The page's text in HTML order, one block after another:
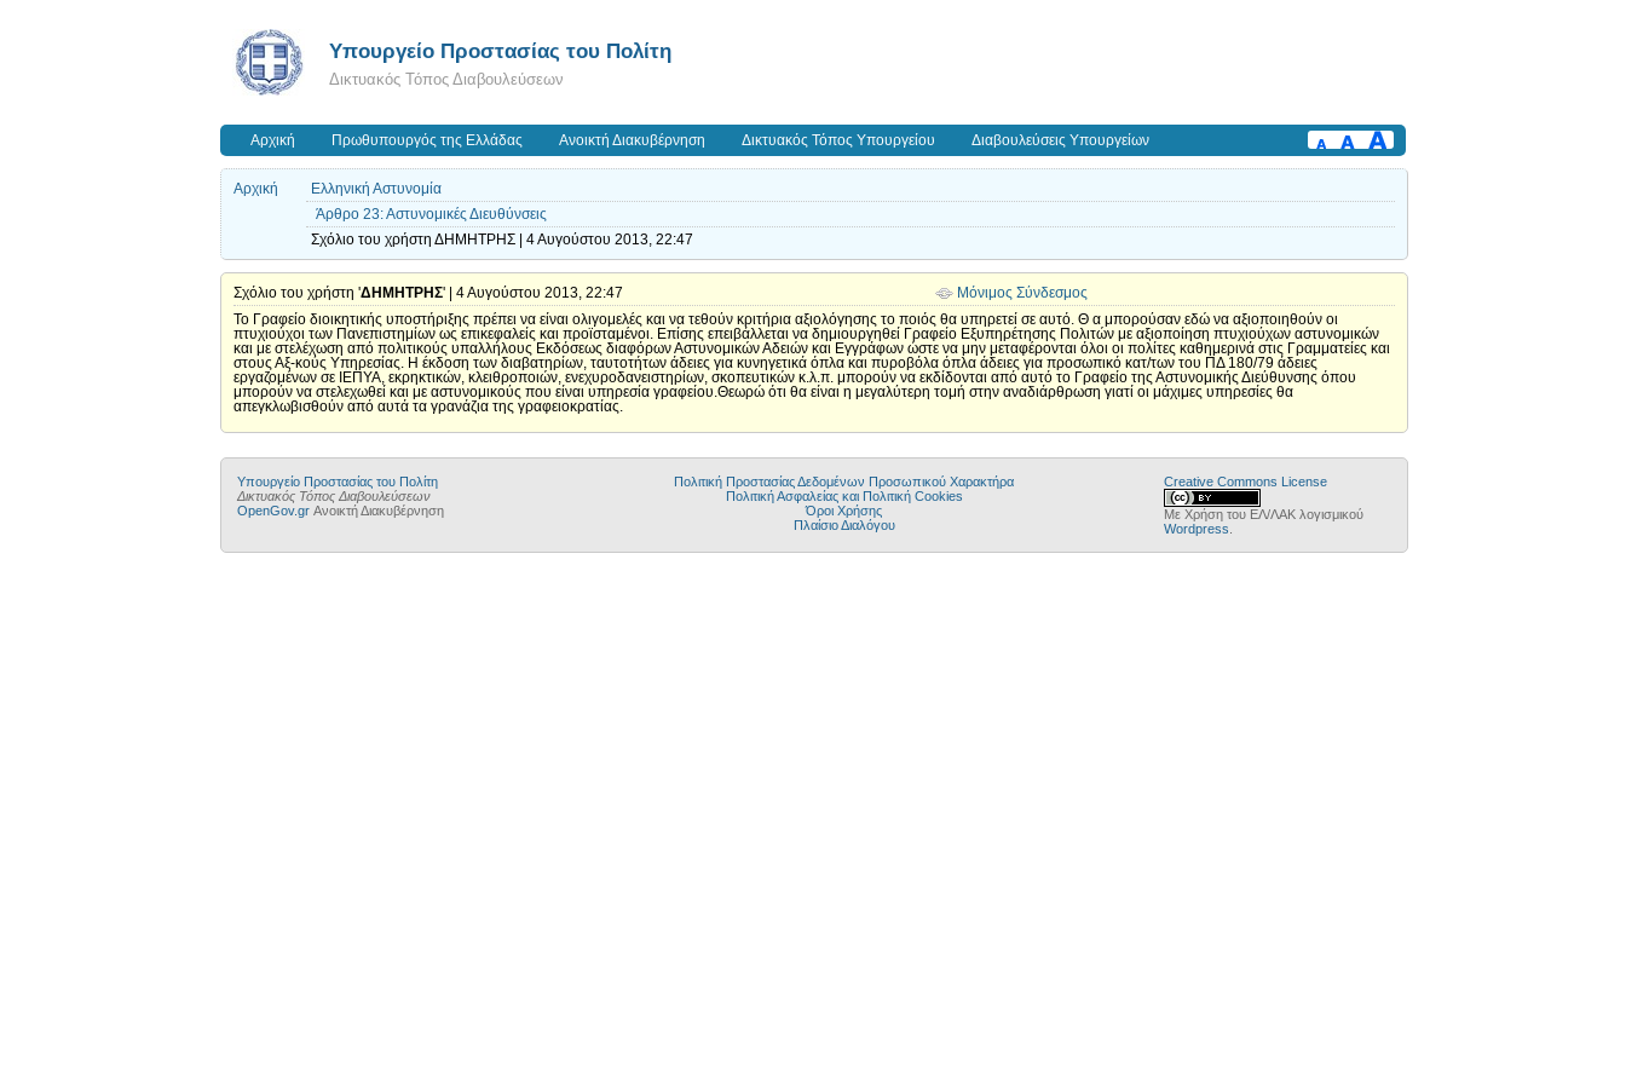
Υπουργείο Προστασίας του Πολίτη
Δικτυακός Τόπος Διαβουλεύσεων
Αρχική Πρωθυπουργός της Ελλάδας Ανοικτή Διακυβέρνηση Δικτυακός Τόπος Υπουργείου Διαβουλεύσεις Υπουργείων
Αρχική
Ελληνική Αστυνομία
Άρθρο 23: Αστυνομικές Διευθύνσεις
Σχόλιο του χρήστη ΔΗΜΗΤΡΗΣ | 4 Αυγούστου 2013, 22:47
Σχόλιο του χρήστη 'ΔΗΜΗΤΡΗΣ' | 4 Αυγούστου 2013, 22:47
Μόνιμος Σύνδεσμος
Το Γραφείο διοικητικής υποστήριξης πρέπει να είναι ολιγομελές και να τεθούν κριτήρια αξιολόγησης το ποιός θα υπηρετεί σε αυτό. Θ α μπορούσαν εδώ να αξιοποιηθούν οι
πτυχιούχοι των Πανεπιστημίων ως επικεφαλείς και προϊσταμένοι. Επίσης επειβάλλεται να δημιουργηθεί Γραφείο Εξυπηρέτησης Πολιτών με αξιοποίηση πτυχιούχων αστυνομικών
και με στελέχωση από πολιτικούς υπαλλήλους Εκδόσεως διαφόρων Αστυνομικών Αδειών και Εγγράφων ώστε να μην μεταφέρονται όλοι οι πολίτες καθημερινά στις Γραμματείες και
στους Αξ-κούς Υπηρεσίας. Η έκδοση των διαβατηρίων, ταυτοτήτων άδειες για κυνηγετικά όπλα και πυροβόλα όπλα άδειες για προσωπικό κατ/των του ΠΔ 180/79 άδειες
εργαζομένων σε ΙΕΠΥΑ, εκρηκτικών, κλειθροποιών, ενεχυροδανειστηρίων, σκοπευτικών κ.λ.π. μπορούν να εκδίδονται από αυτό το Γραφείο της Αστυνομικής Διεύθυνσης όπου
μπορούν να στελεχωθεί και με αστυνομικούς που είναι υπηρεσία γραφείου.Θεωρώ ότι θα είναι η μεγαλύτερη τομή στην αναδιάρθρωση γιατί οι μάχιμες υπηρεσίες θα
απεγκλωβισθούν από αυτά τα γρανάζια της γραφειοκρατίας.
Υπουργείο Προστασίας του Πολίτη
Δικτυακός Τόπος Διαβουλεύσεων
OpenGov.gr Ανοικτή Διακυβέρνηση
Πολιτική Προστασίας Δεδομένων Προσωπικού Χαρακτήρα
Πολιτική Ασφαλείας και Πολιτική Cookies
Όροι Χρήσης
Πλαίσιο Διαλόγου
Creative Commons License
Με Χρήση του ΕΛ/ΛΑΚ λογισμικού
Wordpress